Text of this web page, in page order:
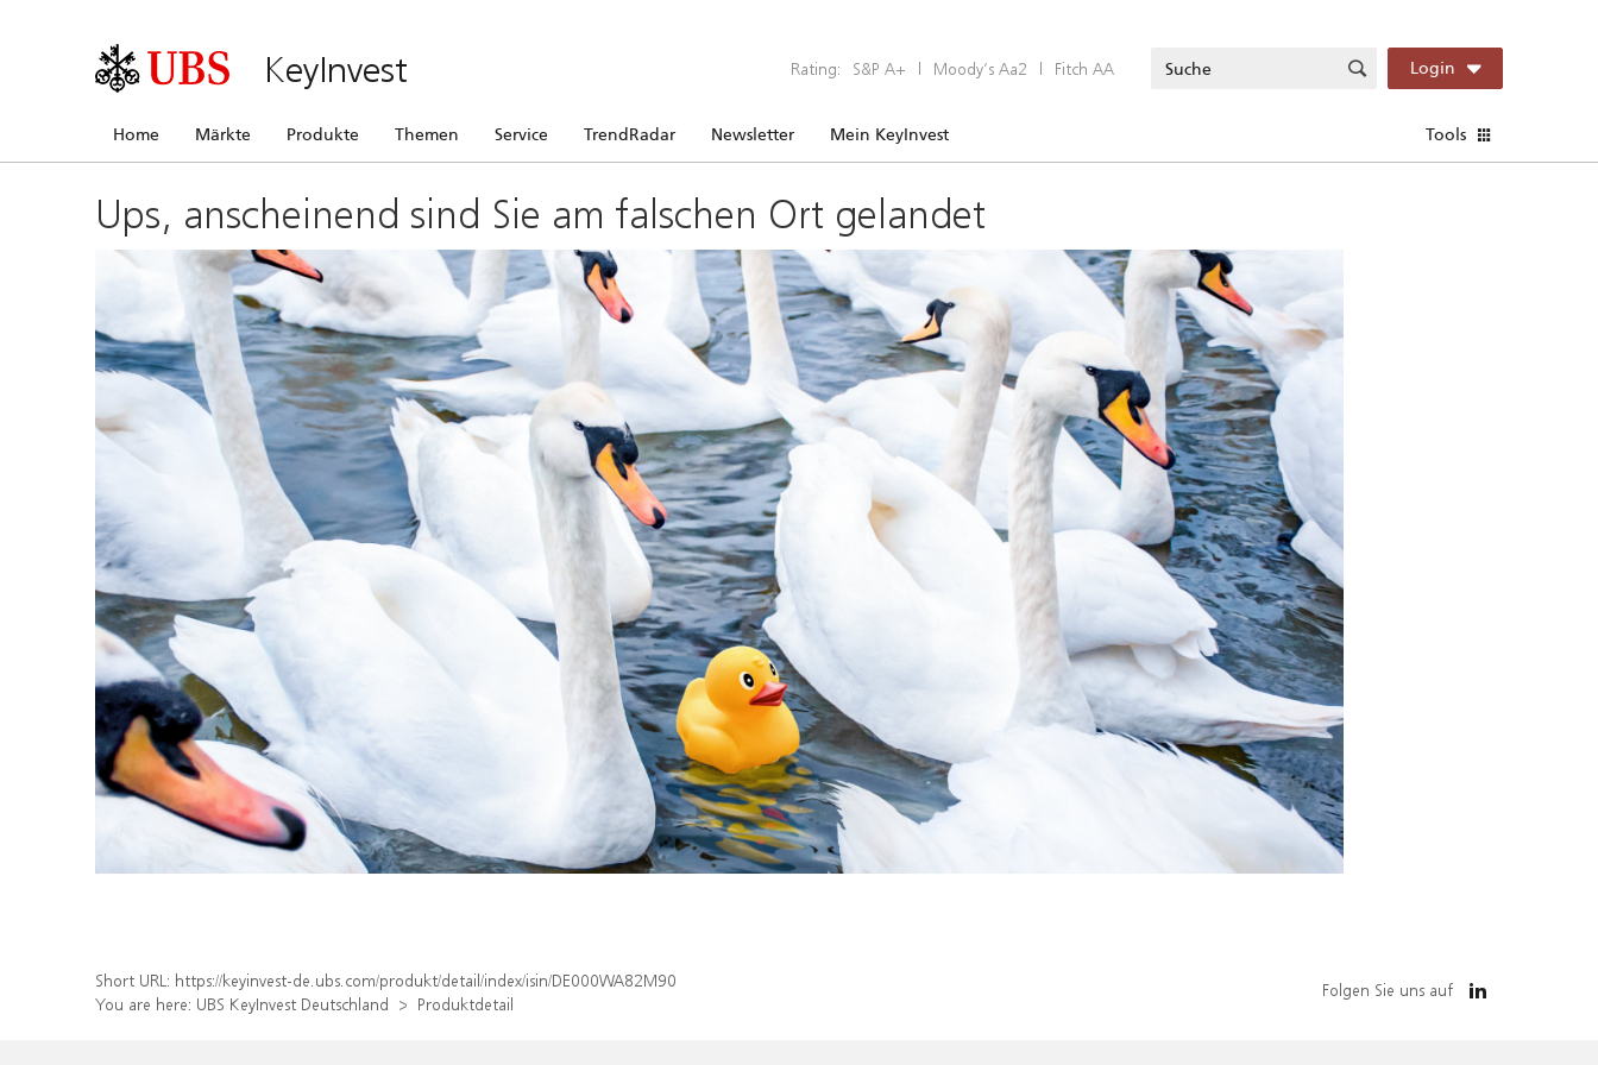
KeyInvest Rating: S&P A+ | Moody’s Aa2 | Fitch AA Login
Home Märkte Produkte Themen Service TrendRadar Newsletter Mein KeyInvest Tools
Ups, anscheinend sind Sie am falschen Ort gelandet
Short URL: https://keyinvest-de.ubs.com/produkt/detail/index/isin/DE000WA82M90
You are here: UBS KeyInvest Deutschland Produktdetail
Folgen Sie uns auf